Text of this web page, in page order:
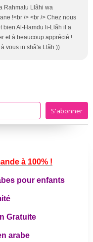
Rahmatu Llãhi wa
!<br /> <br /> Chez nous
bien Al-Hamdu li-Llãh il a
et à beaucoup apprécié !
vous in shã'a Llãh ))
à 100% !
pour enfants
Gratuite
arabe